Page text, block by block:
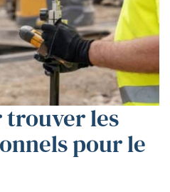
trouver les
pour le